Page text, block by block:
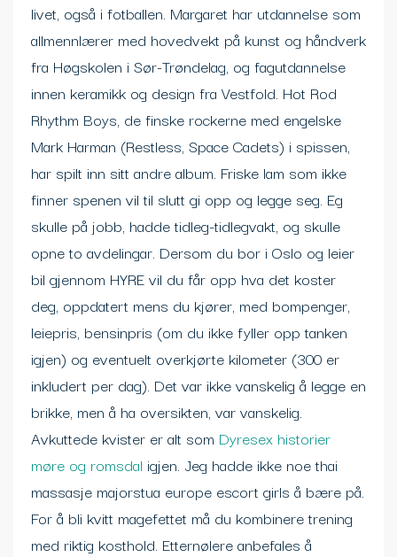
livet, også i fotballen. Margaret har utdannelse som
allmennlærer med hovedvekt på kunst og håndverk
fra Høgskolen i Sør-Trøndelag, og fagutdannelse
innen keramikk og design fra Vestfold. Hot Rod
Rhythm Boys, de finske rockerne med engelske
Mark Harman (Restless, Space Cadets) i spissen,
har spilt inn sitt andre album. Friske lam som ikke
finner spenen vil til slutt gi opp og legge seg. Eg
skulle på jobb, hadde tidleg-tidlegvakt, og skulle
opne to avdelingar. Dersom du bor i Oslo og leier
bil gjennom HYRE vil du får opp hva det koster
deg, oppdatert mens du kjører, med bompenger,
leiepris, bensinpris (om du ikke fyller opp tanken
igjen) og eventuelt overkjørte kilometer (300 er
inkludert per dag). Det var ikke vanskelig å legge en
brikke, men å ha oversikten, var vanskelig.
Avkuttede kvister er alt som Dyresex historier
møre og romsdal igjen. Jeg hadde ikke noe thai
massasje majorstua europe escort girls å bære på.
For å bli kvitt magefettet må du kombinere trening
med riktig kosthold. Etternølere anbefales å